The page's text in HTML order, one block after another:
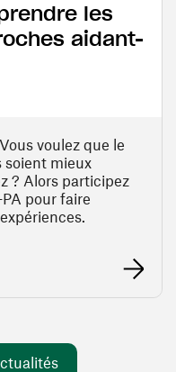
les
aidant-
voulez que le
soient mieux
? Alors participez
pour faire
En savoir